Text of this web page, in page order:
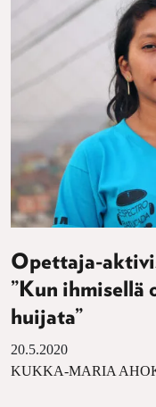
Opettaja-
”Kun ihmisellä
huijata”
20.5.2020
KUKKA-MARIA